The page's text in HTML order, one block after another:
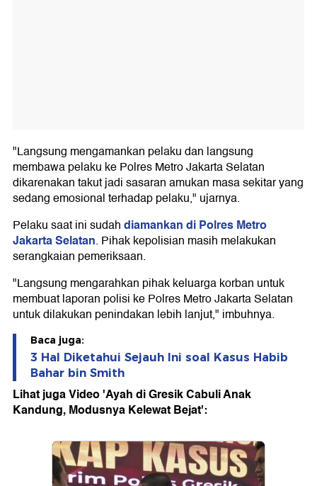
"Langsung mengamankan pelaku dan langsung
membawa pelaku ke Polres Metro Jakarta Selatan
dikarenakan takut jadi sasaran amukan masa sekitar yang
sedang emosional terhadap pelaku," ujarnya.
Pelaku saat ini sudahdiamankan di Polres Metro
Jakarta Selatan. Pihak kepolisian masih melakukan
serangkaian pemeriksaan.
"Langsung mengarahkan pihak keluarga korban untuk
membuat laporan polisi ke Polres Metro Jakarta Selatan
untuk dilakukan penindakan lebih lanjut," imbuhnya.
Baca juga:
3 Hal Diketahui Sejauh Ini soal Kasus Habib
Bahar bin Smith
Lihat juga Video 'Ayah di Gresik Cabuli Anak
Kandung, Modusnya Kelewat Bejat':